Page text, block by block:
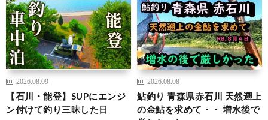
2026.08.09
【石川・能登】SUPにエンジ
ン付けて釣り三昧した日
2026.08.08
鮎釣り 青森県赤石川 天然遡上
の金鮎を求めて・・ 増水後で